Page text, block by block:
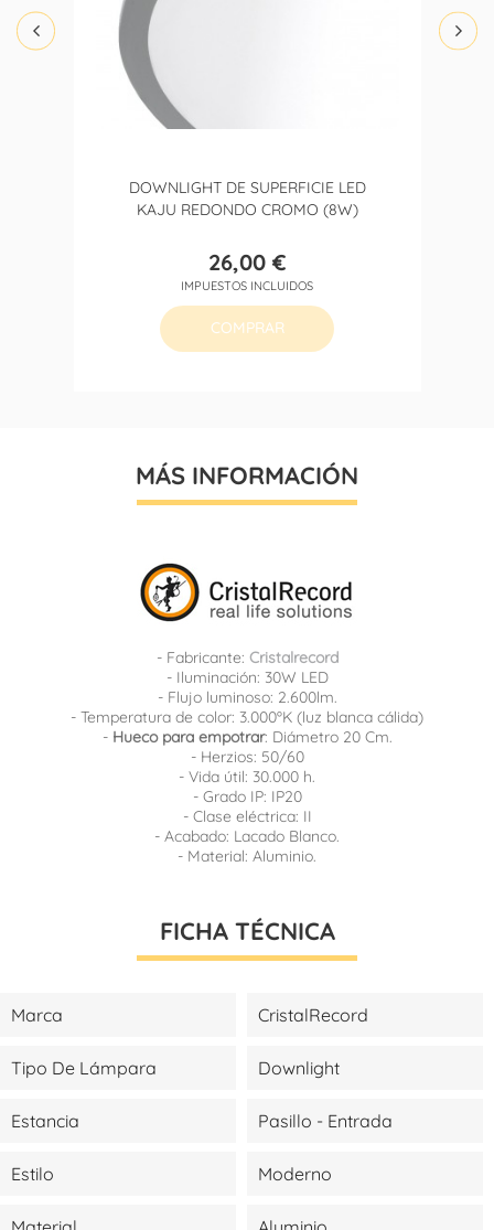
DOWNLIGHT DE SUPERFICIE LED
KAJU REDONDO CROMO (8W)
Precio
26,00 €
IMPUESTOS INCLUIDOS
COMPRAR
MÁS INFORMACIÓN
- Fabricante: Cristalrecord
- Iluminación: 30W LED
- Flujo luminoso: 2.600lm.
- Temperatura de color: 3.000ºK (luz blanca cálida)
- Hueco para empotrar: Diámetro 20 Cm.
- Herzios: 50/60
- Vida útil: 30.000 h.
- Grado IP: IP20
- Clase eléctrica: II
- Acabado: Lacado Blanco.
- Material: Aluminio.
FICHA TÉCNICA
Marca CristalRecord
Tipo De Lámpara Downlight
Estancia Pasillo - Entrada
Estilo Moderno